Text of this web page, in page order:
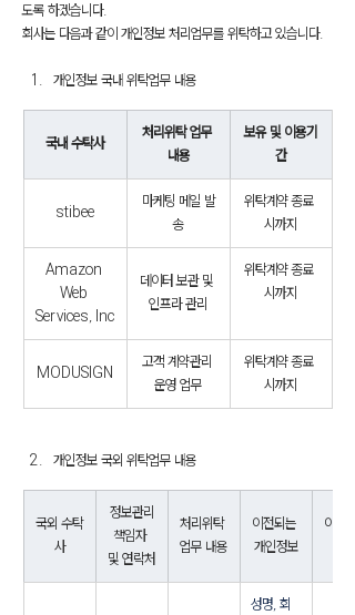
도록 하겠습니다.
회사는 다음과 같이 개인정보 처리업무를 위탁하고 있습니다.
개인정보 국내 위탁업무 내용
국내 수탁사
처리위탁 업무
내용
보유 및 이용기
간
stibee
마케팅 메일 발
송
위탁계약 종료
시까지
Amazon
Web
Services, Inc
데이터 보관 및
인프라 관리
위탁계약 종료
시까지
MODUSIGN
고객 계약관리
운영 업무
위탁계약 종료
시까지
개인정보 국외 위탁업무 내용
국외 수탁
사
정보관리
책임자
및 연락처
처리위탁
업무 내용
이전되는
개인정보
이전
성명, 회